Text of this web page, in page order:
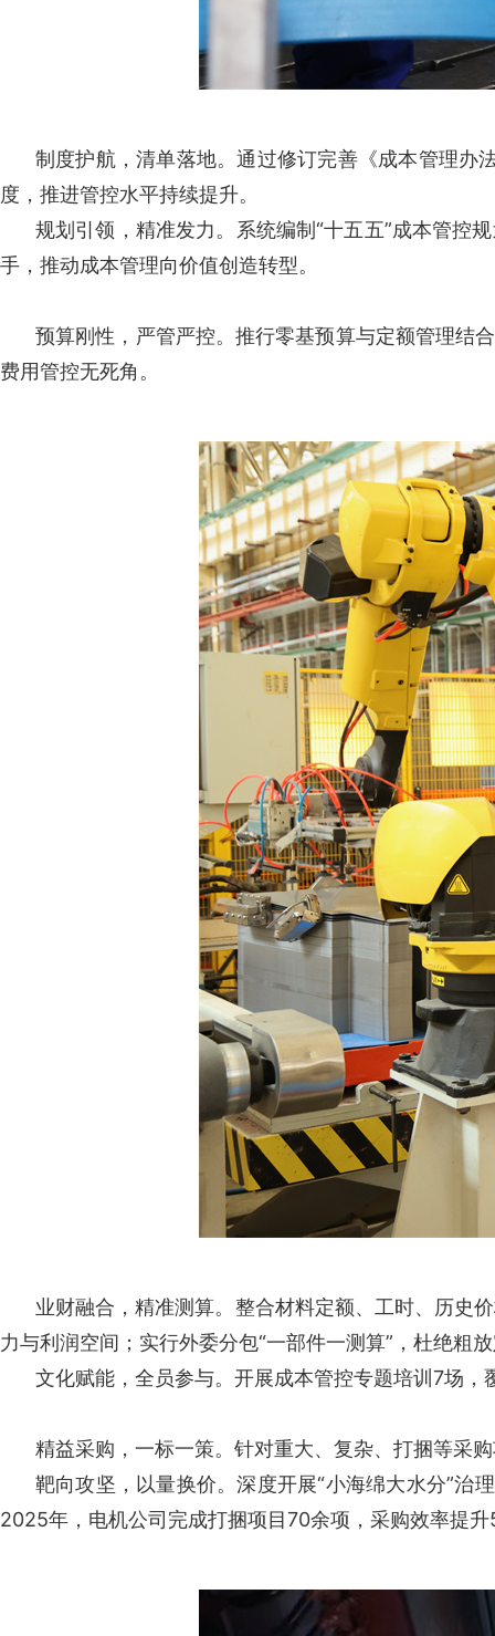
制度护航，清单落地。通过修订完善《成本管理办
度，推进管控水平持续提升。
规划引领，精准发力。系统编制“十五五”成本管控
手，推动成本管理向价值创造转型。
预算刚性，严管严控。推行零基预算与定额管理结
费用管控无死角。
业财融合，精准测算。整合材料定额、工时、历史
力与利润空间；实行外委分包“一部件一测算”，杜绝粗
文化赋能，全员参与。开展成本管控专题培训7场
精益采购，一标一策。针对重大、复杂、打捆等采
靶向攻坚，以量换价。深度开展“小海绵大水分”治
2025年，电机公司完成打捆项目70余项，采购效率提